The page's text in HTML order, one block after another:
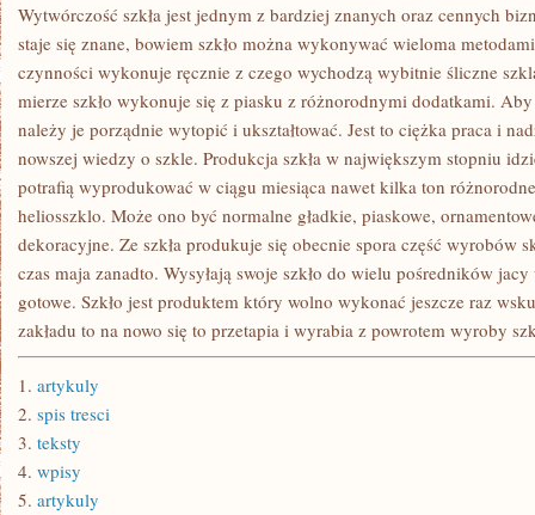
DOMU,
CZY
TAKŻE
MIESZKANIA
UTWORZYĆ
Wytwórczość szkła jest jednym z bardziej znanych oraz cennych
staje się znane, bowiem szkło można wykonywać wieloma
czynności wykonuje ręcznie z czego wychodzą wybitnie śliczne
mierze szkło wykonuje się z piasku z różnorodnymi dodatkami.
należy je porządnie wytopić i ukształtować. Jest to ciężka praca i
nowszej wiedzy o szkle. Produkcja szkła w największym stopniu
potrafią wyprodukować w ciągu miesiąca nawet kilka ton
heliosszklo. Może ono być normalne gładkie, piaskowe,
dekoracyjne. Ze szkła produkuje się obecnie spora część wyrobów
czas maja zanadto. Wysyłają swoje szkło do wielu pośredników
gotowe. Szkło jest produktem który wolno wykonać jeszcze raz
zakładu to na nowo się to przetapia i wyrabia z powrotem wyroby
1. artykuly
2. spis tresci
3. teksty
4. wpisy
5. artykuly